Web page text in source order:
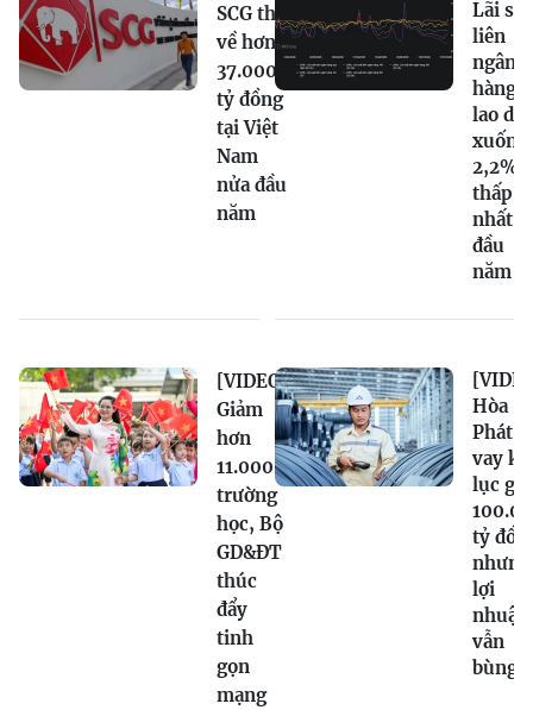
SCG thu
về hơn
37.000
tỷ đồng
tại Việt
Nam
nửa đầu
năm
Lãi
liên
ngân
hàng
lao dốc
xuống
2,2%,
thấp
nhất
đầu
năm
[VIDEO]
Giảm
hơn
11.000
trường
học, Bộ
GD&ĐT
thúc
đẩy
tinh
gọn
mạng
Hòa
Phát
vay kỷ
lục
tỷ
nhưng
lợi
nhuận
vẫn
bùng